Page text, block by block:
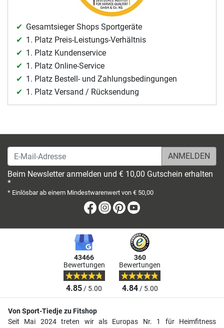
Gesamtsieger Shops Sportgeräte
1. Platz Preis-Leistungs-Verhältnis
1. Platz Kundenservice
1. Platz Online-Service
1. Platz Bestell- und Zahlungsbedingungen
1. Platz Versand / Rücksendung
E-Mail-Adresse
Beim Newsletter anmelden und € 10,00 Gutschein erhalten
*
* Einlösbar ab einem Mindestwarenwert von € 50,00
Facebook
Instagram
Pinterest
43466
Bewertungen
4.85/ 5.00
360
Bewertungen
4.84/ 5.00
Von Sport-Tiedje zu Fitshop
Seit Mai 2024 treten wir als Europas Nr. 1 für Heimfitness